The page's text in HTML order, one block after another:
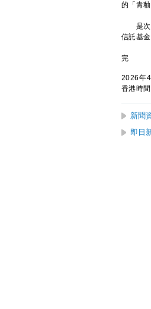
的「青釉
是次展
信託基
完
2026年4
香港時
新聞
即日